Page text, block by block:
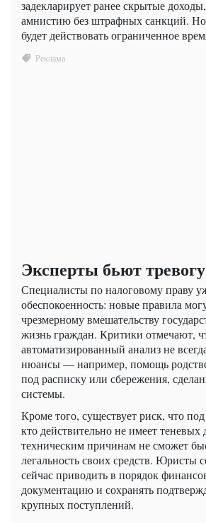
задекларирует ранее скрытые
амнистию без штрафных санкций. Но
будет действовать ограниченное
Эксперты бьют тревогу
Специалисты по налоговому праву
обеспокоенность: новые правила
чрезмерному вмешательству
жизнь граждан. Критики отмечают,
автоматизированный анализ не
нюансы — например, помощь
под расписку или сбережения,
системы.
Кроме того, существует риск, что
кто действительно не имеет теневых
техническим причинам не сможет
легальность своих средств. Юристы
сейчас приводить в порядок
документацию и сохранять
крупных поступлений.